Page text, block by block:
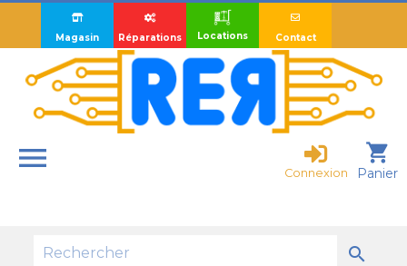
Magasin Réparations Locations Contact
 shopping_cart
Panier
Connexion
